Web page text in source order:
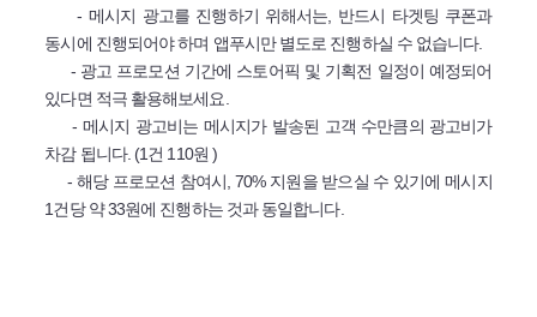
- 메시지 광고를 진행하기 위해서는, 반드시 타겟팅 쿠폰과
동시에 진행되어야 하며 앱푸시만 별도로 진행하실 수 없습니다.
- 광고 프로모션 기간에 스토어픽 및 기획전 일정이 예정되어
있다면 적극 활용해보세요.
- 메시지 광고비는 메시지가 발송된 고객 수만큼의 광고비가
차감 됩니다. (1건 110원 )
- 해당 프로모션 참여시, 70% 지원을 받으실 수 있기에 메시지
1건당 약 33원에 진행하는 것과 동일합니다.